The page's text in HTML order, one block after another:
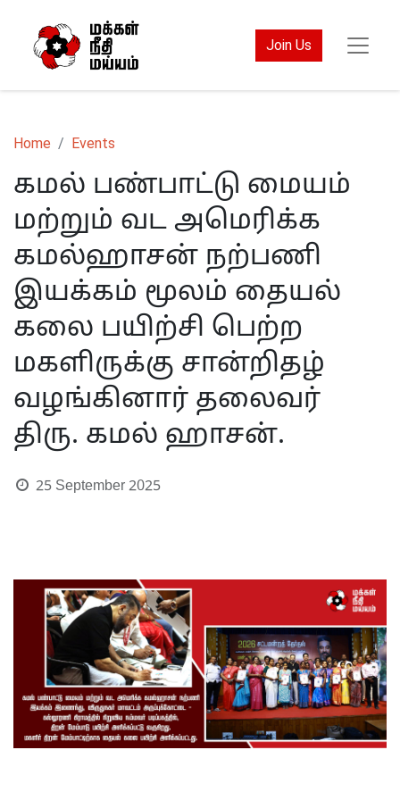
Join Us
Home Events
கமல் பண்பாட்டு மையம்
மற்றும் வட அமெரிக்க
கமல்ஹாசன் நற்பணி
இயக்கம் மூலம் தையல்
கலை பயிற்சி பெற்ற
மகளிருக்கு சான்றிதழ்
வழங்கினார் தலைவர்
திரு. கமல் ஹாசன்.
25 September 2025